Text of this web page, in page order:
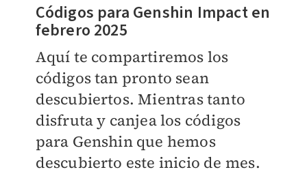
Códigos para Genshin Impact en
febrero 2025
Aquí te compartiremos los
códigos tan pronto sean
descubiertos. Mientras tanto
disfruta y canjea los códigos
para Genshin que hemos
descubierto este inicio de mes.